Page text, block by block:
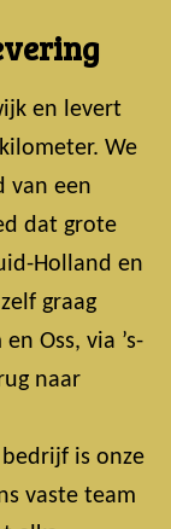
en levert
We
van een
dat grote
Holland en
graag
Oss, via ’s-
naar
is onze
vaste team